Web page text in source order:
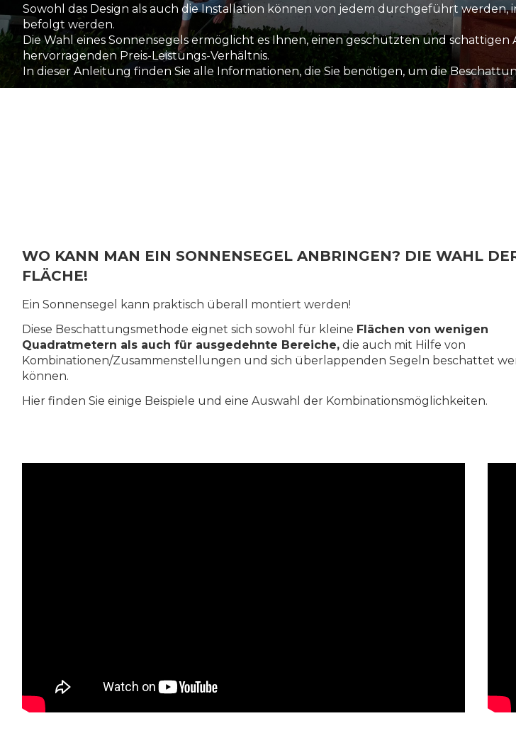
Sowohl das Design als auch die Installation können von jedem durchgeführt
befolgt werden.
Die Wahl eines Sonnensegels ermöglicht es Ihnen, einen geschützten und
hervorragenden Preis-Leistungs-Verhältnis.
In dieser Anleitung finden Sie alle Informationen, die Sie benötigen, um die
WO KANN MAN EIN SONNENSEGEL ANBRINGEN? DIE WAHL
FLÄCHE!
Ein Sonnensegel kann praktisch überall montiert werden!
Diese Beschattungsmethode eignet sich sowohl für kleine Flächen von wenigen
Quadratmetern als auch für ausgedehnte Bereiche, die auch mit Hilfe von
Kombinationen/Zusammenstellungen und sich überlappenden Segeln beschattet
können.
Hier finden Sie einige Beispiele und eine Auswahl der Kombinationsmöglichkeiten.